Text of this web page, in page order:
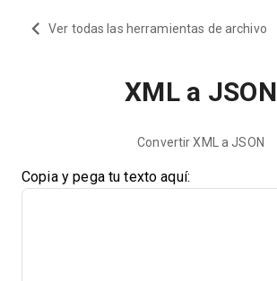
Ver todas las herramientas de archivo
XML a JSON
Convertir XML a JSON
Copia y pega tu texto aquí: